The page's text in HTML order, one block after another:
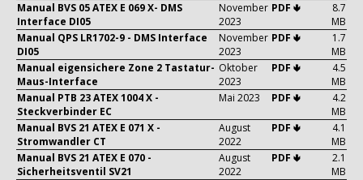
Manual BVS 05 ATEX E 069 X- DMS
Interface DI05
November
2023
PDF 🢃
8.7
MB
Manual QPS LR1702-9 - DMS Interface
DI05
November
2023
PDF 🢃
1.7
MB
Manual eigensichere Zone 2 Tastatur-
Maus-Interface
Oktober
2023
PDF 🢃
4.5
MB
Manual PTB 23 ATEX 1004 X -
Steckverbinder EC
Mai 2023 PDF 🢃
4.2
MB
Manual BVS 21 ATEX E 071 X -
Stromwandler CT
August
2022
PDF 🢃
4.1
MB
Manual BVS 21 ATEX E 070 -
Sicherheitsventil SV21
August
2022
PDF 🢃
2.1
MB